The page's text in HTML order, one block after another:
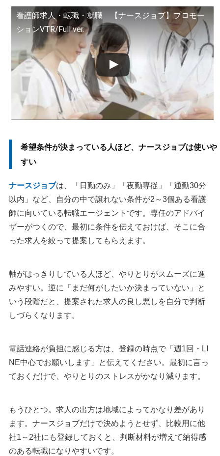
登録から内定までの流れと、よくある疑問
登録から内定まで、何がどう進むか
連絡が多いと感じたときの対処法
退会したいときはどうすればいいか
利用料金はかかるか
ナースジョブ以外に検討したい転職サービス
看護師ワーカー
GUPPY（グッピー）
ナースJJ
看護プロ
美容整形ジョブ！
レバウェル看護
MRT看護師
美容外科求人ガイド
ジョブメドレー
執筆者・監修者のmotoについて
看護師求人・転職・就職 【ナースジョブ】プロモー
ションVTR/Full ver.
希望条件が決まっている人ほど、ナースジョブは使いや
すい
ナースジョブは、「日勤のみ」「夜勤専従」「通勤30分
以内」など、自分の中で譲れない条件が2～3個ある看護
師に向いている転職エージェントです。専任のアドバイ
ザーがつくので、最初に条件を伝えておけば、そこに合
った求人を絞って提案してもらえます。
軸がはっきりしている人ほど、やりとりがスムーズに進
みやすい。逆に「まだ何がしたいか決まっていない」と
いう段階だと、提案された求人の良し悪しを自分で判断
しづらくなります。
電話連絡が負担に感じる方は、登録の時点で「週1回・LI
NE中心でお願いします」と伝えてください。最初に言っ
ておくだけで、やりとりのストレスがかなり減ります。
もうひとつ。求人の出方は地域によってかなり差があり
ます。ナースジョブだけで決めようとせず、比較用に他
社1～2社にも登録しておくと、判断材料が増えて納得感
のある転職になりやすいです。